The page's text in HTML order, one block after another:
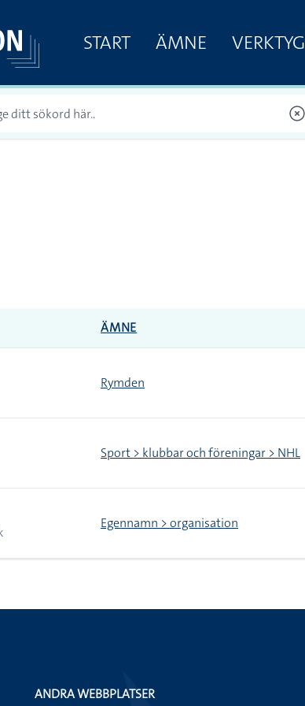
START ÄMNE VERKTYG
ÄMNE
Rymden
Sport > klubbar och föreningar > NHL
Egennamn > organisation
ANDRA WEBBPLATSER